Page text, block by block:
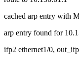
cached arp entry with
arp entry found for
ifp2 ethernet1/0,